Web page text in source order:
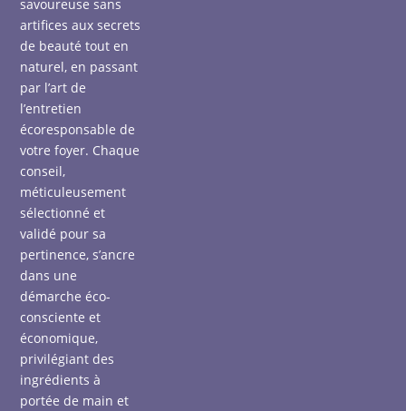
savoureuse sans
artifices aux secrets
de beauté tout en
naturel, en passant
par l’art de
l’entretien
écoresponsable de
votre foyer. Chaque
conseil,
méticuleusement
sélectionné et
validé pour sa
pertinence, s’ancre
dans une
démarche éco-
consciente et
économique,
privilégiant des
ingrédients à
portée de main et